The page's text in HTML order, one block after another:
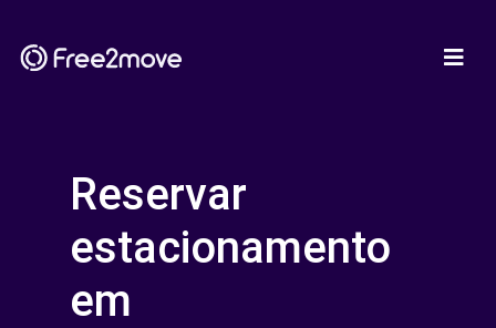
Reservar
estacionamento
em